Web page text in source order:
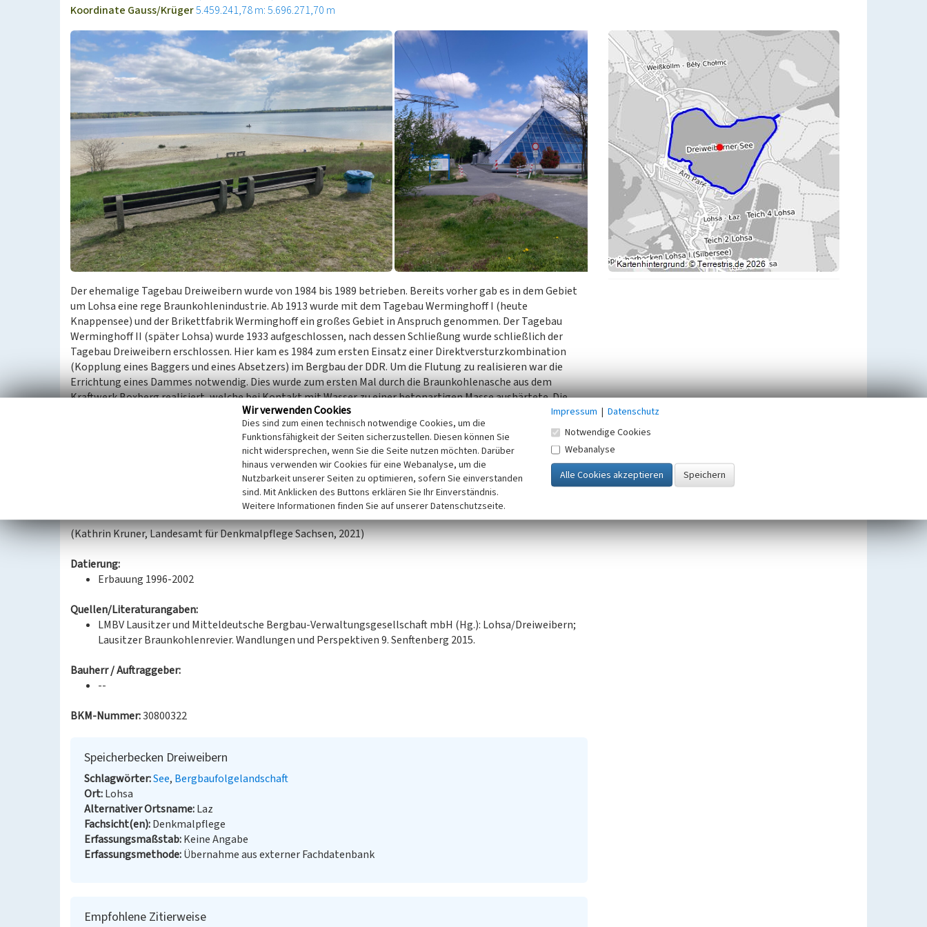
Koordinate Gauss/Krüger5.459.241,78 m: 5.696.271,70 m
Der ehemalige Tagebau Dreiweibern wurde von 1984 bis 1989 betrieben. Bereits vorher gab es in dem Gebiet
um Lohsa eine rege Braunkohlenindustrie. Ab 1913 wurde mit dem Tagebau Werminghoff I (heute
Knappensee) und der Brikettfabrik Werminghoff ein großes Gebiet in Anspruch genommen. Der Tagebau
Werminghoff II (später Lohsa) wurde 1933 aufgeschlossen, nach dessen Schließung wurde schließlich der
Tagebau Dreiweibern erschlossen. Hier kam es 1984 zum ersten Einsatz einer Direktversturzkombination
(Kopplung eines Baggers und eines Absetzers) im Bergbau der DDR. Um die Flutung zu realisieren war die
Errichtung eines Dammes notwendig. Dies wurde zum ersten Mal durch die Braunkohlenasche aus dem
Kraftwerk Boxberg realisiert, welche bei Kontakt mit Wasser zu einer betonartigen Masse aushärtete. Die
Flutung mittels der Kleinen Spree begann 1996 und endete 2002. 2005 konnte der See für den Badebetrieb
freigegeben werden; 2009 wurde er aus der Bergaufsicht entlassen und der Gemeinde Lohsa übergeben. Heute
wird er als Naherholungsgebiet mit Stränden in Lohsa und Weißkollm und zum Angeln genutzt. Zusätzlich
dient der See im Zusammenhang mit dem Tagebaurestsee Lohsa II als Speicherbecken zur
wasserwirtschaftlichen Regulierung der Kleinen Spree und sichert somit die Wasserversorgung des
Spreewaldes und Berlins bei Niedrigwasser. Der Tagebaurestsee ist ortsgeschichtlich und
(Kathrin Kruner, Landesamt für Denkmalpflege Sachsen, 2021)
Datierung:
Erbauung 1996-2002
Quellen/Literaturangaben:
LMBV Lausitzer und Mitteldeutsche Bergbau-Verwaltungsgesellschaft mbH (Hg.): Lohsa/Dreiweibern;
Lausitzer Braunkohlenrevier. Wandlungen und Perspektiven 9. Senftenberg 2015.
Bauherr / Auftraggeber:
--
BKM-Nummer:30800322
Speicherbecken Dreiweibern
Schlagwörter See Bergbaufolgelandschaft
Ort Lohsa
Alternativer Ortsname Laz
Fachsicht(en) Denkmalpflege
Erfassungsmaßstab Keine Angabe
Erfassungsmethode Übernahme aus externer Fachdatenbank
Empfohlene Zitierweise
Wir verwenden Cookies
Dies sind zum einen technisch notwendige Cookies, um die
Funktionsfähigkeit der Seiten sicherzustellen. Diesen können Sie
nicht widersprechen, wenn Sie die Seite nutzen möchten. Darüber
hinaus verwenden wir Cookies für eine Webanalyse, um die
Nutzbarkeit unserer Seiten zu optimieren, sofern Sie einverstanden
sind. Mit Anklicken des Buttons erklären Sie Ihr Einverständnis.
Weitere Informationen finden Sie auf unserer Datenschutzseite.
Impressum | Datenschutz
Notwendige Cookies
Webanalyse